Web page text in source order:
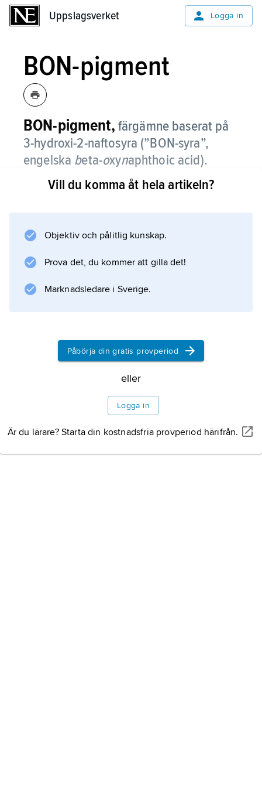
Uppslagsverket Logga in
BON-pigment
BON-pigment, färgämne baserat på
3-hydroxi-2-naftosyra (”BON-syra”,
engelska beta-oxynaphthoic acid).
BON-pigment framställs genom att syran
kalcium, strontium eller mangan. Pigmentet
används till färgtryck, färgning av textilier,
billacker etc.
Information om artikeln
Vill du komma åt hela artikeln?
Objektiv och pålitlig kunskap.
Prova det, du kommer att gilla det!
Marknadsledare i Sverige.
Påbörja din gratis provperiod
eller
Logga in
Är du lärare? Starta din kostnadsfria provperiod härifrån.